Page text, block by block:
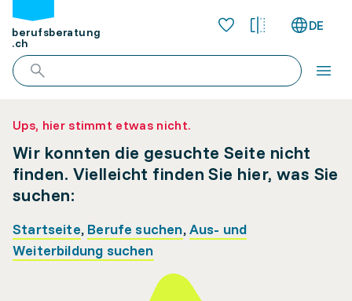
berufsberatung
.ch
DE
Ups, hier stimmt etwas nicht.
Wir konnten die gesuchte Seite nicht
finden. Vielleicht finden Sie hier, was Sie
suchen:
Startseite, Berufe suchen,Aus- und
Weiterbildung suchen